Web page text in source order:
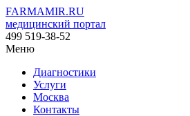
FARMAMIR.RU
медицинский портал
499 519-38-52
Меню
Диагностики
Услуги
Москва
Контакты